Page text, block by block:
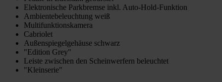
Elektronische Parkbremse inkl. Auto-Hold-Funktion
Ambientebeleuchtung weiß
Multifunktionskamera
Cabriolet
Außenspiegelgehäuse schwarz
"Edition Grey"
Leiste zwischen den Scheinwerfern beleuchtet
"Kleinserie"